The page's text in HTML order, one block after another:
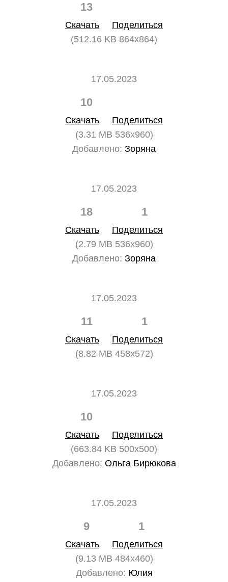
13
Скачать
Поделиться
(512.16 KB 864x864)
17.05.2023
10
Скачать
Поделиться
(3.31 MB 536x960)
Добавлено: Зоряна
17.05.2023
18 1
Скачать
Поделиться
(2.79 MB 536x960)
Добавлено: Зоряна
17.05.2023
11 1
Скачать
Поделиться
(8.82 MB 458x572)
17.05.2023
10
Скачать
Поделиться
(663.84 KB 500x500)
Добавлено: Ольга Бирюкова
17.05.2023
9 1
Скачать
Поделиться
(9.13 MB 484x460)
Добавлено: Юлия